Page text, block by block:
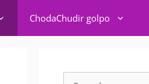
ChodaChudir golpo